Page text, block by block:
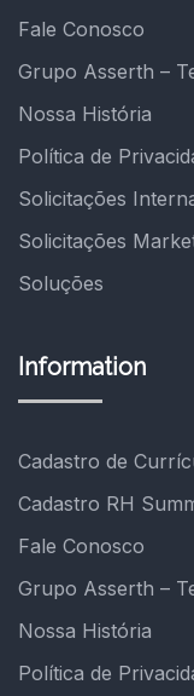
Fale Conosco
Grupo Asserth –
Nossa História
Política de
Solicitações
Solicitações
Soluções
Information
Cadastro de
Cadastro RH
Fale Conosco
Grupo Asserth –
Nossa História
Política de